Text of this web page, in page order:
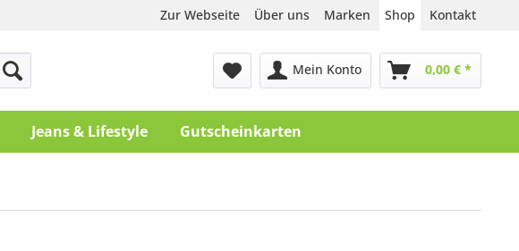
Zur Webseite Über uns Marken Shop Kontakt
Mein Konto 0,00 € *
Jeans & Lifestyle Gutscheinkarten